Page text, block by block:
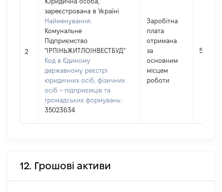
2
зареєстрована в Україні
Найменування:
Комунальне
Підприємство
"ІРПІНЬЖИТЛОІНВЕСТБУД"
Код в Єдиному
державному реєстрі
юридичних осіб, фізичних
осіб – підприємців та
громадських формувань:
35023634
Заробітна
плата
отримана
за
основним
місцем
роботи
523177
12. Грошові активи